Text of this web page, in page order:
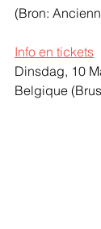
(Bron:
Info en tickets
Dinsdag, 10
Belgique